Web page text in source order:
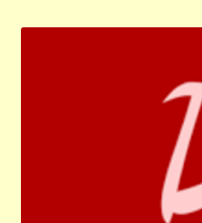
Validation de la commande